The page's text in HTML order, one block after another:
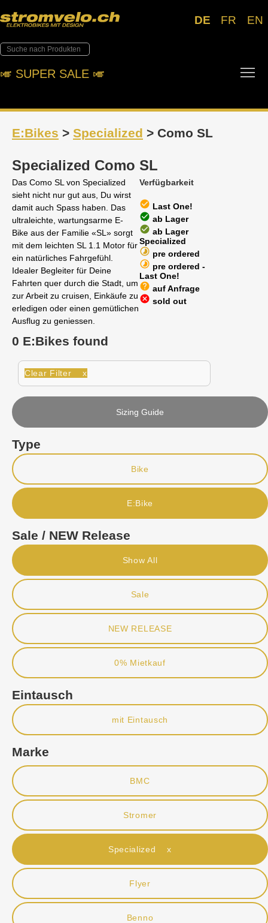
DE FR EN
🎺︎ SUPER SALE 🎺︎
E:Bikes > Specialized > Como SL
Specialized Como SL
Das Como SL von Specialized
sieht nicht nur gut aus, Du wirst
damit auch Spass haben. Das
ultraleichte, wartungsarme E-
Bike aus der Familie «SL» sorgt
mit dem leichten SL 1.1 Motor für
ein natürliches Fahrgefühl.
Idealer Begleiter für Deine
Fahrten quer durch die Stadt, um
zur Arbeit zu cruisen, Einkäufe zu
erledigen oder einen gemütlichen
Ausflug zu geniessen.
Verfügbarkeit
check_circle Last One!
check_circle ab Lager
check_circle ab Lager
Specialized
timelapse pre ordered
timelapse pre ordered -
Last One!
help auf Anfrage
cancel sold out
0 E:Bikes found
Clear Filter x
Sizing Guide
Type
Bike
E:Bike
Sale / NEW Release
Show All
Sale
NEW RELEASE
0% Mietkauf
Eintausch
mit Eintausch
Marke
BMC
Stromer
Specialized x
Flyer
Benno